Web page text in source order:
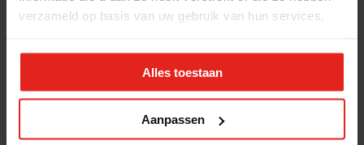
verzameld op basis van uw gebruik van hun services.
Alles toestaan
Aanpassen